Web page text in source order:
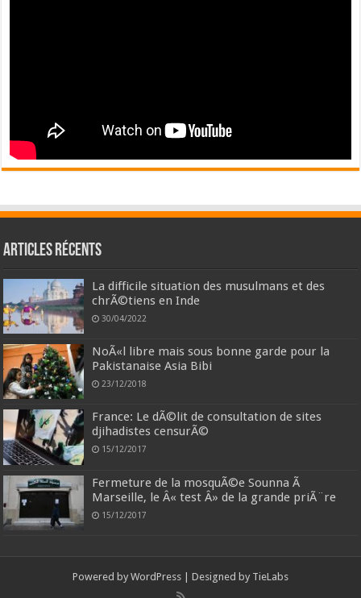
Articles récents
La difficile situation des musulmans et des
chrÃ©tiens en Inde
30/04/2022
NoÃ«l libre mais sous bonne garde pour la
Pakistanaise Asia Bibi
23/12/2018
France: Le dÃ©lit de consultation de sites
djihadistes censurÃ©
15/12/2017
Fermeture de la mosquÃ©e Sounna Ã
Marseille, le Â« test Â» de la grande priÃ¨re
15/12/2017
Powered by WordPress | Designed by TieLabs